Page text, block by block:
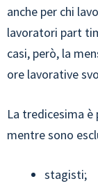
anche per chi
lavoratori part
casi, però, la
ore lavorative
La tredicesima è
mentre sono
stagisti;